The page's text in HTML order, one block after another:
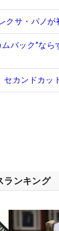
クサ・パノ
ムバック”な
セカンドカ
ランキング